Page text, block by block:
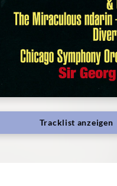
Tracklist anzeigen